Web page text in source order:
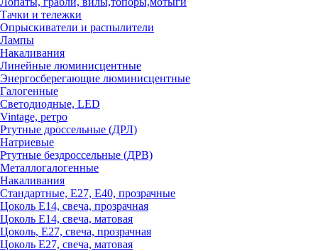
Тачки и тележки
Опрыскиватели и распылители
Лампы
Накаливания
Линейные люминисцентные
Энергосберегающие люминисцентные
Галогенные
Светодиодные, LED
Vintage, ретро
Ртутные дроссельные (ДРЛ)
Натриевые
Ртутные бездроссельные (ДРВ)
Металлогалогенные
Накаливания
Стандартные, Е27, Е40, прозрачные
Цоколь Е14, свеча, прозрачная
Цоколь Е14, свеча, матовая
Цоколь, Е27, свеча, прозрачная
Цоколь Е27, свеча, матовая